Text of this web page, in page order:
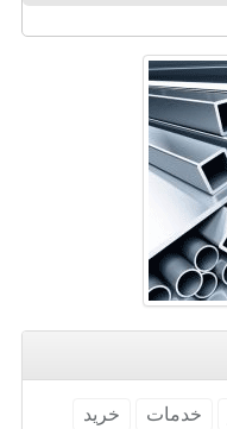
خدمات خرید